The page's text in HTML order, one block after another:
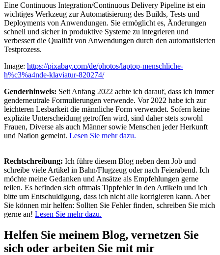
Eine Continuous Integration/Continuous Delivery Pipeline ist ein
wichtiges Werkzeug zur Automatisierung des Builds, Tests und
Deployments von Anwendungen. Sie ermöglicht es, Änderungen
schnell und sicher in produktive Systeme zu integrieren und
verbessert die Qualität von Anwendungen durch den automatisierten
Testprozess.
Image: https://pixabay.com/de/photos/laptop-menschliche-
h%c3%a4nde-klaviatur-820274/
Genderhinweis: Seit Anfang 2022 achte ich darauf, dass ich immer
genderneutrale Formulierungen verwende. Vor 2022 habe ich zur
leichteren Lesbarkeit die männliche Form verwendet. Sofern keine
explizite Unterscheidung getroffen wird, sind daher stets sowohl
Frauen, Diverse als auch Männer sowie Menschen jeder Herkunft
und Nation gemeint. Lesen Sie mehr dazu.
Rechtschreibung: Ich führe diesem Blog neben dem Job und
schreibe viele Artikel in Bahn/Flugzeug oder nach Feierabend. Ich
möchte meine Gedanken und Ansätze als Empfehlungen gerne
teilen. Es befinden sich oftmals Tippfehler in den Artikeln und ich
bitte um Entschuldigung, dass ich nicht alle korrigieren kann. Aber
Sie können mir helfen: Sollten Sie Fehler finden, schreiben Sie mich
gerne an! Lesen Sie mehr dazu.
Helfen Sie meinem Blog, vernetzen Sie
sich oder arbeiten Sie mit mir